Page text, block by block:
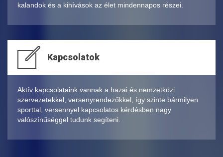
kalandok és a kihívások az élet mindennapos részei.
Kapcsolatok
Aktív kapcsolataink vannak a hazai és nemzetközi
szervezetekkel, versenyrendezőkkel, így szinte bármilyen
sporttal, versennyel kapcsolatos kérdésben nagy
valószínűséggel tudunk segíteni.